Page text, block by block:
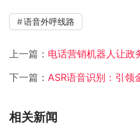
语音外呼线路
上一篇： 电话营销机器人让政
下一篇： ASR语音识别：引领
相关新闻